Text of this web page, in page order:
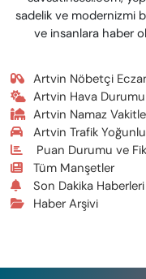
sadelik ve modernizmi
ve insanlara haber
Artvin Nöbetçi
Artvin Hava Durumu
Artvin Namaz
Artvin Trafik
Puan Durumu ve
Tüm Manşetler
Son Dakika Haberleri
Haber Arşivi